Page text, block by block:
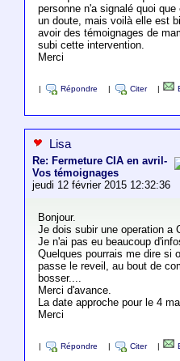
personne n'a signalé quoi
un doute, mais voilà elle est
avoir des témoignages de
subi cette intervention.
Merci
Répondre Citer
Lisa
Re: Fermeture CIA en avril-
Vos témoignages
jeudi 12 février 2015 12:32:36
Bonjour.
Je dois subir une operation a
Je n'ai pas eu beaucoup
Quelques pourrais me dire si
passe le reveil, au bout de
bosser....
Merci d'avance.
La date approche pour le 4
Merci
Répondre Citer